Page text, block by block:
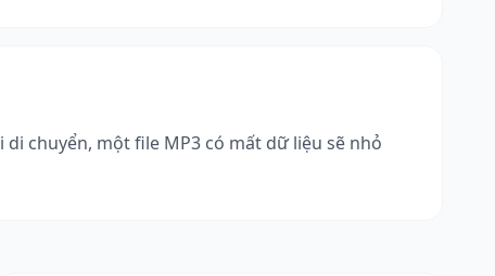
chuyển, một file MP3 có mất dữ liệu sẽ nhỏ